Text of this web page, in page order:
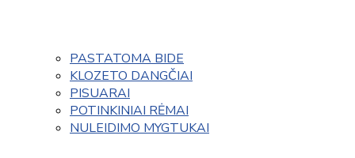
PASTATOMA BIDE
KLOZETO DANGČIAI
PISUARAI
POTINKINIAI RĖMAI
NULEIDIMO MYGTUKAI